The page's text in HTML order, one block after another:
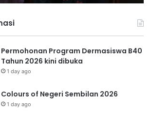
Permohonan Program Dermasiswa B40
Tahun 2026 kini dibuka
1 day ago
Colours of Negeri Sembilan 2026
1 day ago